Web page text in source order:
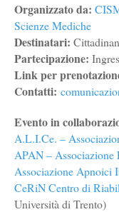
Organizzato da:
Scienze Mediche
Destinatari:
Partecipazione:
Link per
Contatti:
Evento in
A.L.I.Ce. –
APAN –
Associazione Apnoici
CeRiN Centro di
Università di Trento)